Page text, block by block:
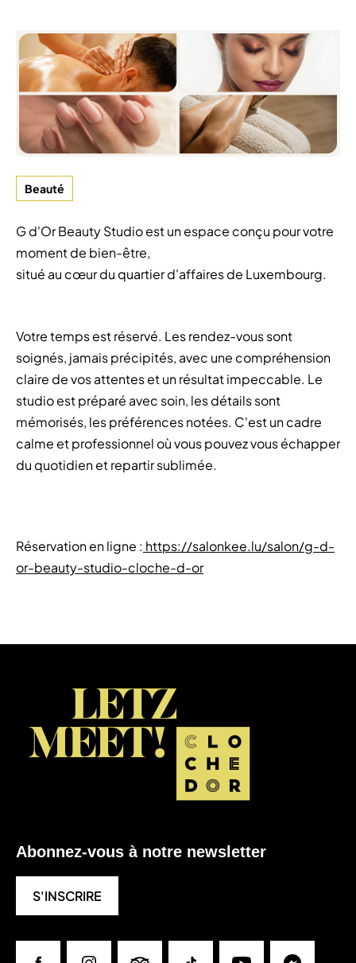
Beauté
G d'Or Beauty Studio est un espace conçu pour votre
moment de bien-être,
situé au cœur du quartier d'affaires de Luxembourg.
Votre temps est réservé. Les rendez-vous sont
soignés, jamais précipités, avec une compréhension
claire de vos attentes et un résultat impeccable. Le
studio est préparé avec soin, les détails sont
mémorisés, les préférences notées. C'est un cadre
calme et professionnel où vous pouvez vous échapper
du quotidien et repartir sublimée.
Réservation en ligne : https://salonkee.lu/salon/g-d-
or-beauty-studio-cloche-d-or
Abonnez-vous à notre newsletter
S'INSCRIRE